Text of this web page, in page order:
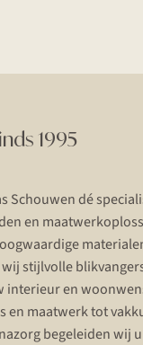
1995
Schouwen dé
en
stijlvolle
interieur en
en maatwerk tot
begeleiden wij